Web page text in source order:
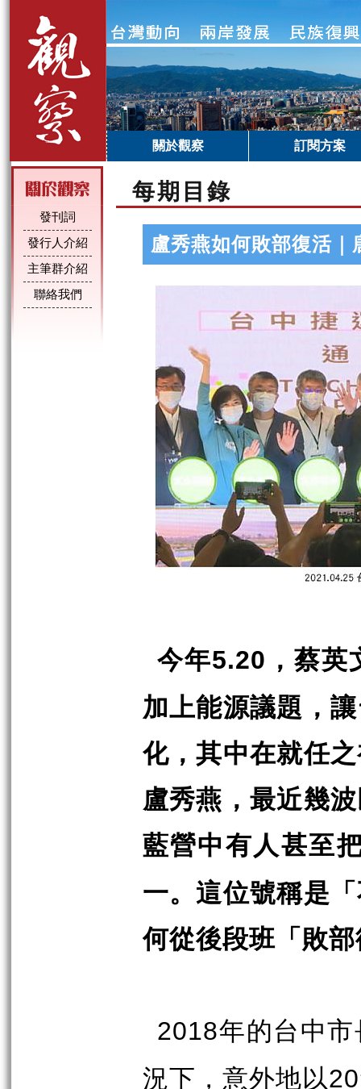
關於觀察 訂閱方案
發刊詞
發行人介紹
主筆群介紹
聯絡我們
每期目錄
盧秀燕如何敗部復活｜
今年5.20 ，蔡
加上能源議題，
化，其中在就任
盧秀燕，最近幾
藍營中有人甚至
一。這位號稱是
何從後段班「敗
2018年的台中
況下，意外地以20